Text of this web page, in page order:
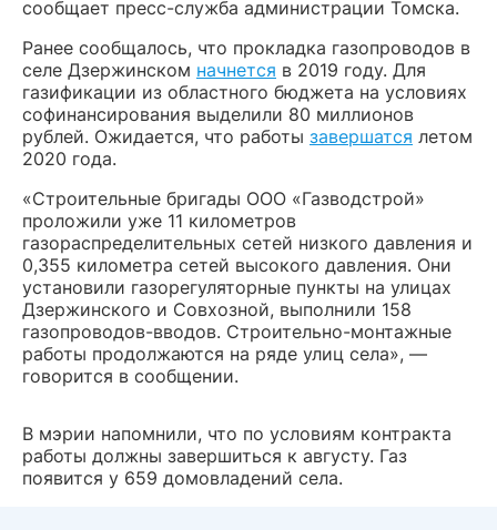
сообщает пресс-служба администрации Томска.
Ранее сообщалось, что прокладка газопроводов в
селе Дзержинском начнется в 2019 году. Для
газификации из областного бюджета на условиях
софинансирования выделили 80 миллионов
рублей. Ожидается, что работы завершатся летом
2020 года.
«Строительные бригады ООО «Газводстрой»
проложили уже 11 километров
газораспределительных сетей низкого давления и
0,355 километра сетей высокого давления. Они
установили газорегуляторные пункты на улицах
Дзержинского и Совхозной, выполнили 158
газопроводов-вводов. Строительно-монтажные
работы продолжаются на ряде улиц села», —
говорится в сообщении.
В мэрии напомнили, что по условиям контракта
работы должны завершиться к августу. Газ
появится у 659 домовладений села.